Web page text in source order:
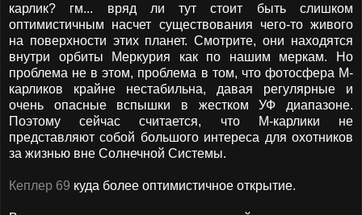
карлик? гм... вряд ли тут стоит быть слишком
оптимистичным насчет существования чего-то живого
на поверхности этих планет. Смотрите, они находятся
внутри орбиты Меркурия как по нашим меркам. Но
проблема не в этом, проблема в том, что фотосфера М-
карликов крайне нестабильна, давая регулярные и
очень опасные вспышки в жестком УФ диапазоне.
Поэтому сейчас считается, что М-карлики не
представляют собой большого интереса для охотников
за жизнью вне Солнечной Системы.
Кеплер 69 куда более оптимистичное открытие.